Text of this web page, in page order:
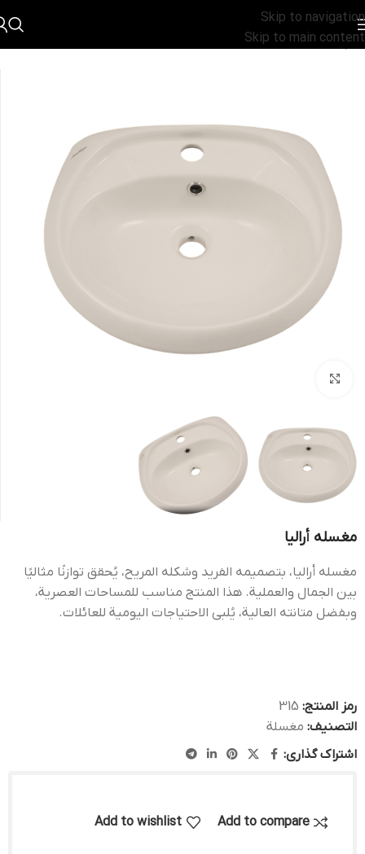
Skip to navigation
Skip to main content
الرئيسية مغسلة
مغسله أراليا
مغسله أراليا، بتصميمه الفريد وشكله المريح، يُحقق توازنًا مثاليًا
بين الجمال والعملية. هذا المنتج مناسب للمساحات العصرية،
وبفضل متانته العالية، يُلبي الاحتياجات اليومية للعائلات.
رمز المنتج: 315
التصنيف: مغسلة
اشتراک گذاری:
Add to compare
Add to wishlist